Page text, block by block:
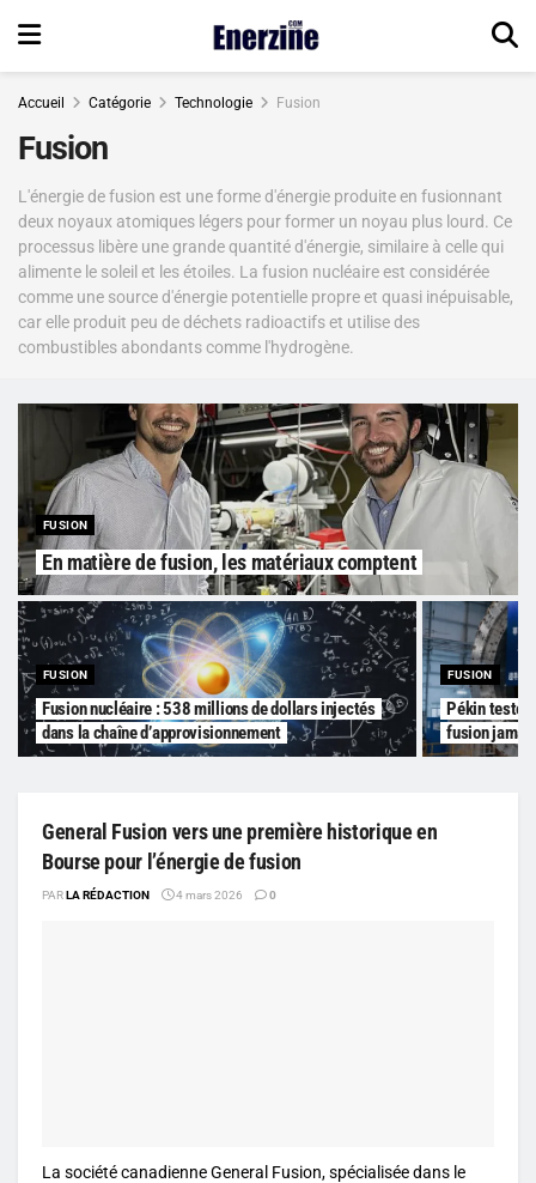
Accueil Catégorie Technologie Fusion
Fusion
L'énergie de fusion est une forme d'énergie produite en fusionnant
deux noyaux atomiques légers pour former un noyau plus lourd. Ce
processus libère une grande quantité d'énergie, similaire à celle qui
alimente le soleil et les étoiles. La fusion nucléaire est considérée
comme une source d'énergie potentielle propre et quasi inépuisable,
car elle produit peu de déchets radioactifs et utilise des
combustibles abondants comme l'hydrogène.
FUSION
En matière de fusion, les matériaux comptent
FUSION
Fusion nucléaire : 538 millions de dollars injectés
dans la chaîne d’approvisionnement
FUSION
Pékin teste
fusion
General Fusion vers une première historique en
Bourse pour l’énergie de fusion
PARLA RÉDACTION 4 mars 2026 0
La société canadienne General Fusion, spécialisée dans le